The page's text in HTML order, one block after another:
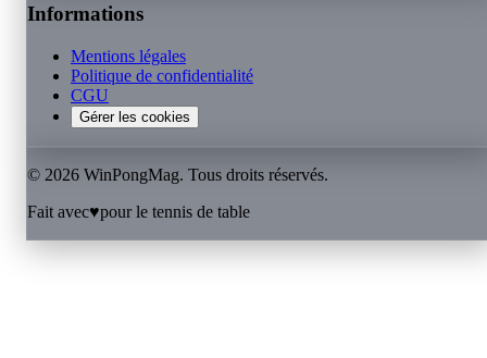
Informations
Mentions légales
Politique de confidentialité
CGU
Gérer les cookies
© 2026 WinPongMag. Tous droits réservés.
Fait avec♥pour le tennis de table